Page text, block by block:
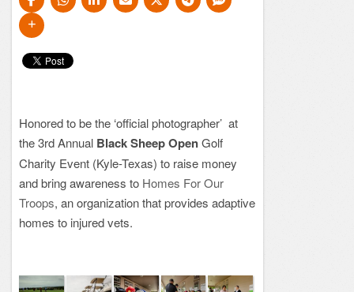
Honored to be the ‘official photographer’ at
the 3rd Annual Black Sheep OpenGolf
Charity Event (Kyle-Texas) to raise money
and bring awareness to Homes For Our
Troops, an organization that provides adaptive
homes to injured vets.